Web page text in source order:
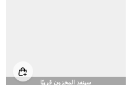
سينفد المخزون قريبًا